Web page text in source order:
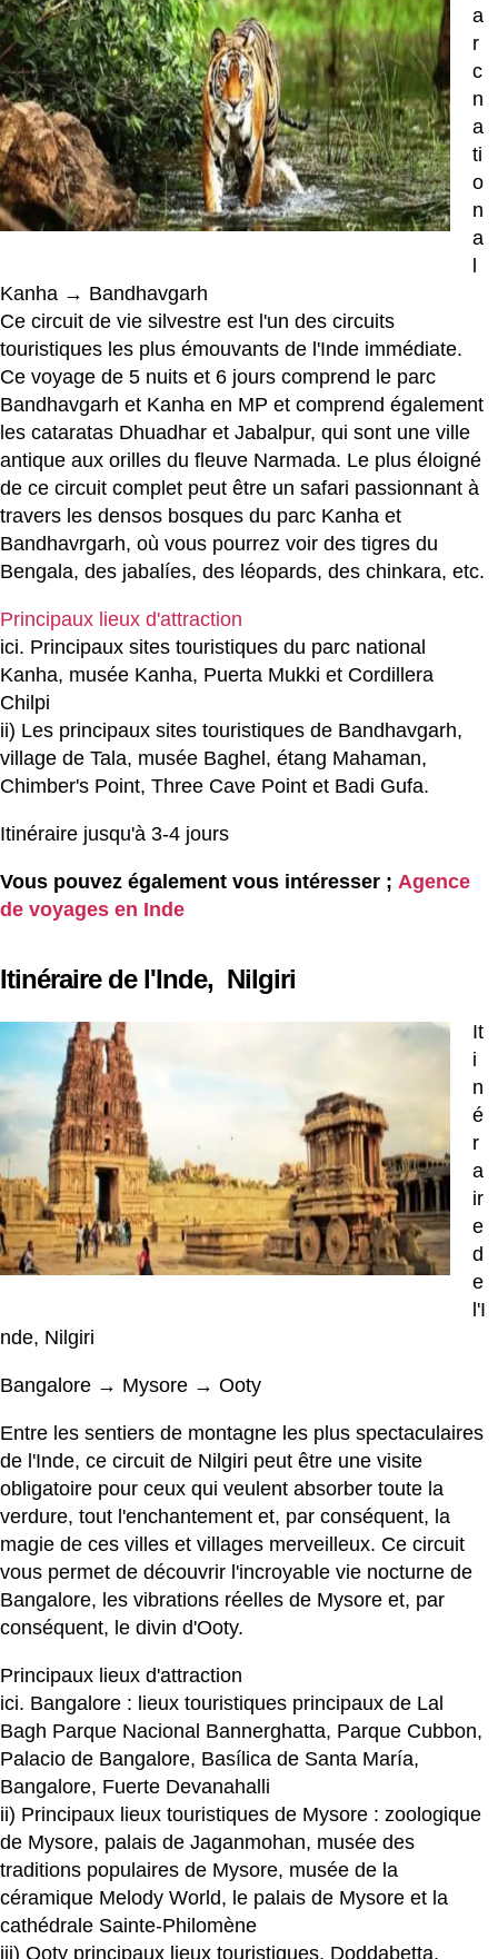
a
r
c
n
a
ti
o
n
a
Kanha → Bandhavgarh
Ce circuit de vie silvestre est l'un des circuits
touristiques les plus émouvants de l'Inde immédiate.
Ce voyage de 5 nuits et 6 jours comprend le parc
Bandhavgarh et Kanha en MP et comprend également
les cataratas Dhuadhar et Jabalpur, qui sont une ville
antique aux orilles du fleuve Narmada. Le plus éloigné
de ce circuit complet peut être un safari passionnant à
travers les densos bosques du parc Kanha et
Bandhavrgarh, où vous pourrez voir des tigres du
Bengala, des jabalíes, des léopards, des chinkara, etc.
Principaux lieux d'attraction
ici. Principaux sites touristiques du parc national
Kanha, musée Kanha, Puerta Mukki et Cordillera
Chilpi
ii) Les principaux sites touristiques de Bandhavgarh,
village de Tala, musée Baghel, étang Mahaman,
Chimber's Point, Three Cave Point et Badi Gufa.
Itinéraire jusqu'à 3-4 jours
Vous pouvez également vous intéresser ; Agence
de voyages en Inde
Itinéraire de l'Inde, Nilgiri
It
i
n
é
r
a
ir
e
d
e
l'I
nde, Nilgiri
Bangalore → Mysore → Ooty
Entre les sentiers de montagne les plus spectaculaires
de l'Inde, ce circuit de Nilgiri peut être une visite
obligatoire pour ceux qui veulent absorber toute la
verdure, tout l'enchantement et, par conséquent, la
magie de ces villes et villages merveilleux. Ce circuit
vous permet de découvrir l'incroyable vie nocturne de
Bangalore, les vibrations réelles de Mysore et, par
conséquent, le divin d'Ooty.
Principaux lieux d'attraction
ici. Bangalore : lieux touristiques principaux de Lal
Bagh Parque Nacional Bannerghatta, Parque Cubbon,
Palacio de Bangalore, Basílica de Santa María,
Bangalore, Fuerte Devanahalli
ii) Principaux lieux touristiques de Mysore : zoologique
de Mysore, palais de Jaganmohan, musée des
traditions populaires de Mysore, musée de la
céramique Melody World, le palais de Mysore et la
cathédrale Sainte-Philomène
iii) Ooty principaux lieux touristiques, Doddabetta,